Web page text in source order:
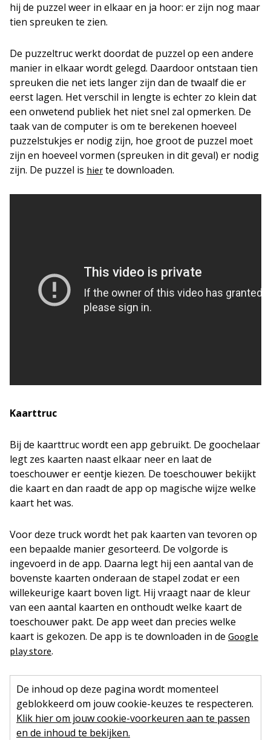
hij de puzzel weer in elkaar en ja hoor: er zijn nog maar
tien spreuken te zien.
De puzzeltruc werkt doordat de puzzel op een andere
manier in elkaar wordt gelegd. Daardoor ontstaan tien
spreuken die net iets langer zijn dan de twaalf die er
eerst lagen. Het verschil in lengte is echter zo klein dat
een onwetend publiek het niet snel zal opmerken. De
taak van de computer is om te berekenen hoeveel
puzzelstukjes er nodig zijn, hoe groot de puzzel moet
zijn en hoeveel vormen (spreuken in dit geval) er nodig
zijn. De puzzel is hier te downloaden.
Kaarttruc
Bij de kaarttruc wordt een app gebruikt. De goochelaar
legt zes kaarten naast elkaar neer en laat de
toeschouwer er eentje kiezen. De toeschouwer bekijkt
die kaart en dan raadt de app op magische wijze welke
kaart het was.
Voor deze truck wordt het pak kaarten van tevoren op
een bepaalde manier gesorteerd. De volgorde is
ingevoerd in de app. Daarna legt hij een aantal van de
bovenste kaarten onderaan de stapel zodat er een
willekeurige kaart boven ligt. Hij vraagt naar de kleur
van een aantal kaarten en onthoudt welke kaart de
toeschouwer pakt. De app weet dan precies welke
kaart is gekozen. De app is te downloaden in de Google
play store.
De inhoud op deze pagina wordt momenteel
geblokkeerd om jouw cookie-keuzes te respecteren.
Klik hier om jouw cookie-voorkeuren aan te passen
en de inhoud te bekijken.